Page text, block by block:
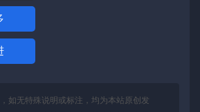
如无特殊说明或标注，均为本站原创发